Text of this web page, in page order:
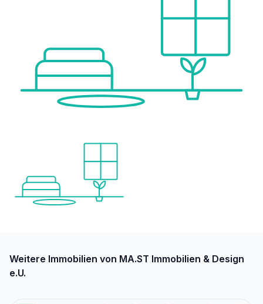
Weitere Immobilien von MA.ST Immobilien & Design
e.U.